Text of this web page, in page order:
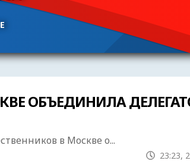
ОБЪЕДИНИЛА
в Москве о...
23:23,